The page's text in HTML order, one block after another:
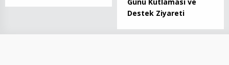
Destek Ziyareti